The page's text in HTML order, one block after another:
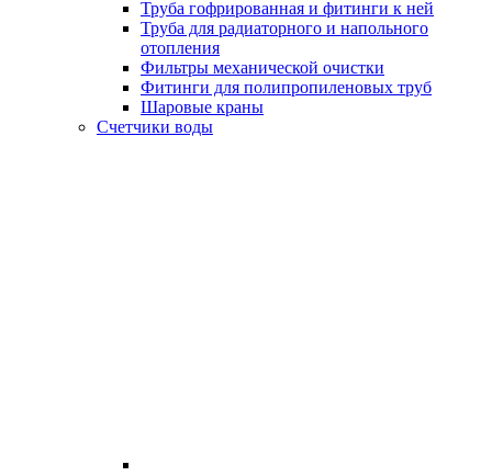
Труба гофрированная и фитинги к ней
Труба для радиаторного и напольного
отопления
Фильтры механической очистки
Фитинги для полипропиленовых труб
Шаровые краны
Счетчики воды